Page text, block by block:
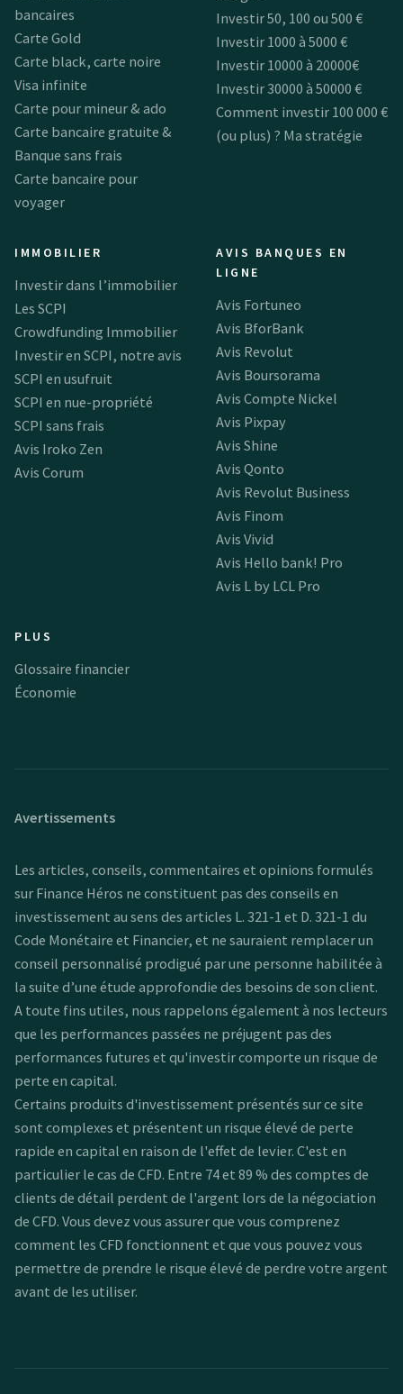
bancaires
Carte Gold
Carte black, carte noire
Visa infinite
Carte pour mineur & ado
Carte bancaire gratuite &
Banque sans frais
Carte bancaire pour
voyager
Investir 50, 100 ou 500 €
Investir 1000 à 5000 €
Investir 10000 à 20000€
Investir 30000 à 50000 €
Comment investir 100 000 €
(ou plus) ? Ma stratégie
IMMOBILIER
Investir dans l’immobilier
Les SCPI
Crowdfunding Immobilier
Investir en SCPI, notre avis
SCPI en usufruit
SCPI en nue-propriété
SCPI sans frais
Avis Iroko Zen
Avis Corum
AVIS BANQUES EN
LIGNE
Avis Fortuneo
Avis BforBank
Avis Revolut
Avis Boursorama
Avis Compte Nickel
Avis Pixpay
Avis Shine
Avis Qonto
Avis Revolut Business
Avis Finom
Avis Vivid
Avis Hello bank! Pro
Avis L by LCL Pro
PLUS
Glossaire financier
Économie
Avertissements
Les articles, conseils, commentaires et opinions formulés
sur Finance Héros ne constituent pas des conseils en
investissement au sens des articles L. 321-1 et D. 321-1 du
Code Monétaire et Financier, et ne sauraient remplacer un
conseil personnalisé prodigué par une personne habilitée à
la suite d’une étude approfondie des besoins de son client.
A toute fins utiles, nous rappelons également à nos lecteurs
que les performances passées ne préjugent pas des
performances futures et qu'investir comporte un risque de
perte en capital.
Certains produits d'investissement présentés sur ce site
sont complexes et présentent un risque élevé de perte
rapide en capital en raison de l'effet de levier. C'est en
particulier le cas de CFD. Entre 74 et 89 % des comptes de
clients de détail perdent de l'argent lors de la négociation
de CFD. Vous devez vous assurer que vous comprenez
comment les CFD fonctionnent et que vous pouvez vous
permettre de prendre le risque élevé de perdre votre argent
avant de les utiliser.